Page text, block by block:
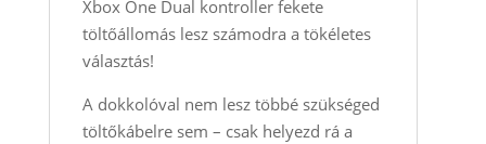
Xbox One Dual kontroller fekete
töltőállomás lesz számodra a tökéletes
választás!
A dokkolóval nem lesz többé szükséged
töltőkábelre sem – csak helyezd rá a